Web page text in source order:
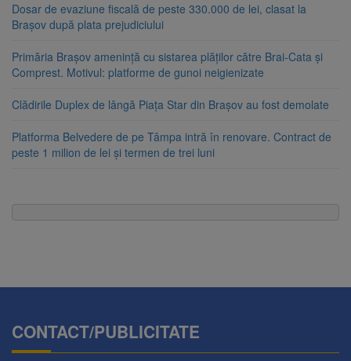
Dosar de evaziune fiscală de peste 330.000 de lei, clasat la
Brașov după plata prejudiciului
Primăria Brașov amenință cu sistarea plăților către Brai-Cata și
Comprest. Motivul: platforme de gunoi neigienizate
Clădirile Duplex de lângă Piața Star din Brașov au fost demolate
Platforma Belvedere de pe Tâmpa intră în renovare. Contract de
peste 1 milion de lei și termen de trei luni
CONTACT/PUBLICITATE